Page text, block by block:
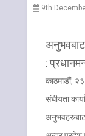
9th
:
काठमाडौं,
संघीयता